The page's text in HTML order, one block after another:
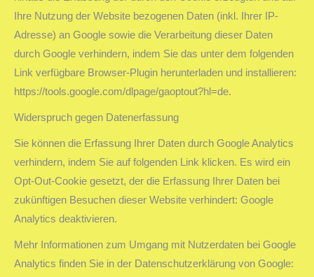
Ihre Nutzung der Website bezogenen Daten (inkl. Ihrer IP-
Adresse) an Google sowie die Verarbeitung dieser Daten
durch Google verhindern, indem Sie das unter dem folgenden
Link verfügbare Browser-Plugin herunterladen und installieren:
https://tools.google.com/dlpage/gaoptout?hl=de.
Widerspruch gegen Datenerfassung
Sie können die Erfassung Ihrer Daten durch Google Analytics
verhindern, indem Sie auf folgenden Link klicken. Es wird ein
Opt-Out-Cookie gesetzt, der die Erfassung Ihrer Daten bei
zukünftigen Besuchen dieser Website verhindert: Google
Analytics deaktivieren.
Mehr Informationen zum Umgang mit Nutzerdaten bei Google
Analytics finden Sie in der Datenschutzerklärung von Google: